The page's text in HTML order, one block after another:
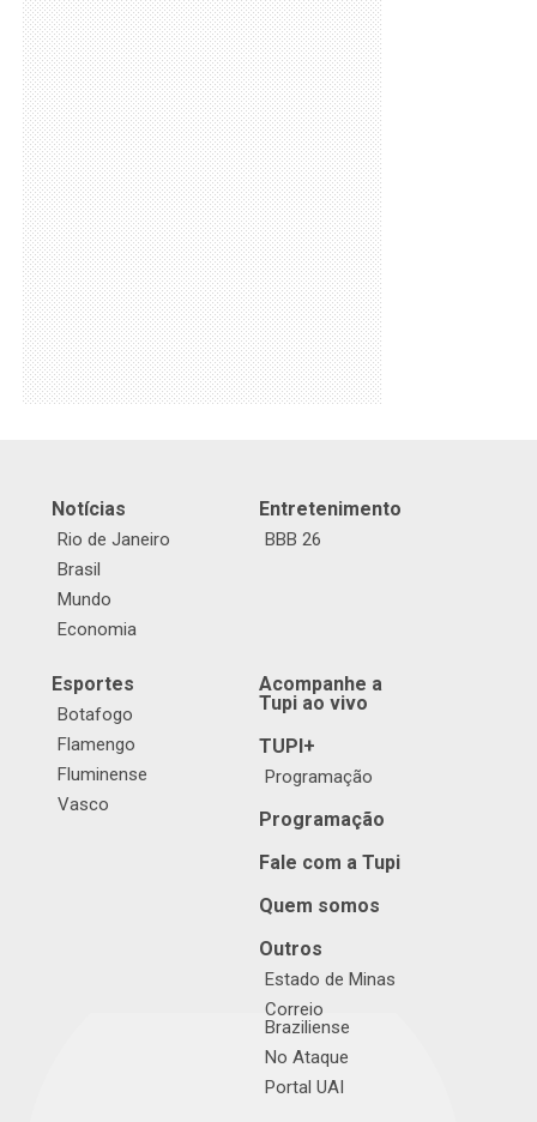
Notícias
Rio de Janeiro
Brasil
Mundo
Economia
Entretenimento
BBB 26
Esportes
Botafogo
Flamengo
Fluminense
Vasco
Acompanhe a
Tupi ao vivo
TUPI+
Programação
Programação
Fale com a Tupi
Quem somos
Outros
Estado de Minas
Correio
Braziliense
No Ataque
Portal UAI